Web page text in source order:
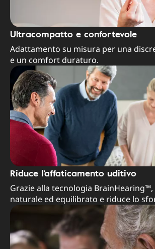
Ultracompatto e confortevole
Adattamento su misura per una
e un comfort duraturo.
Riduce l’affaticamento uditivo
Grazie alla tecnologia
naturale ed equilibrato e riduce lo